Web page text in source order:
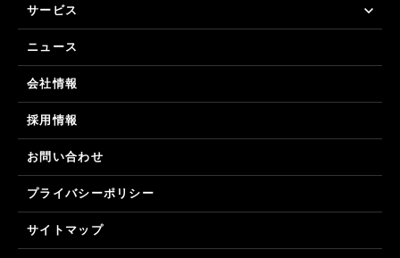
サービス
ニュース
会社情報
採用情報
お問い合わせ
プライバシーポリシー
サイトマップ